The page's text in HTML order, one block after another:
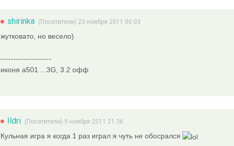
shirinka (Посетители) 23 ноября 2011 00:03
жутковато, но весело)
--------------------
иконя a501 ...3G, 3.2 офф
Ildri (Посетители) 9 ноября 2011 21:36
Кульная игра я когда 1 раз играл я чуть не обосрался